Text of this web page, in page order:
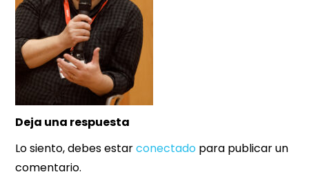
Deja una respuesta
Lo siento, debes estarconectado para publicar un
comentario.